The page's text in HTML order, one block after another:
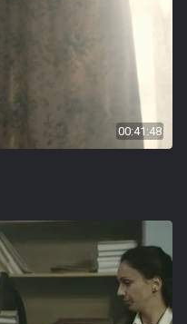
00:41:48